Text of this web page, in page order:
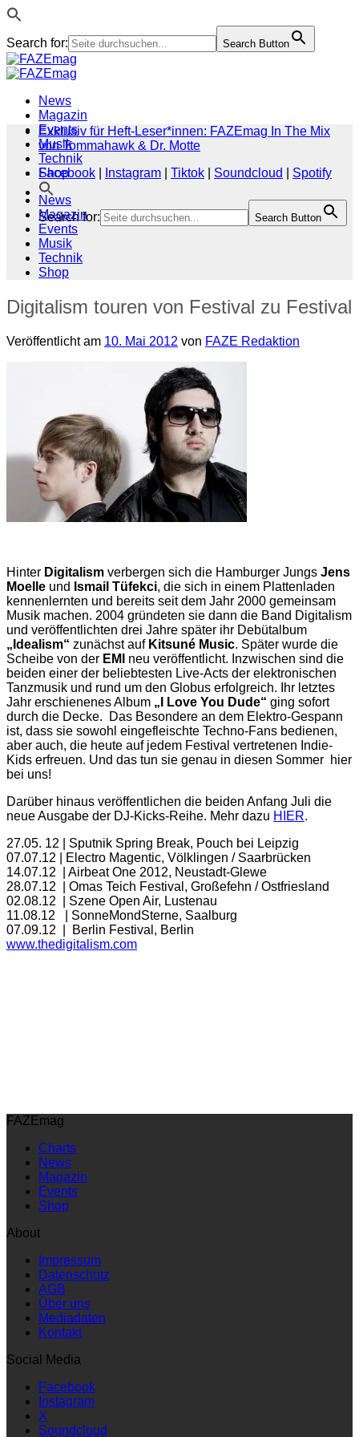
Search for: Search Button
Zum
Inhalt
News
Magazin
Events
Musik
Technik
Shop
Search for: Search Button
Exklusiv für Heft-Leser*innen: FAZEmag In The Mix
von Tommahawk & Dr. Motte
Facebook
Instagram Tiktok Soundcloud
Spotify
News
Magazin
Events
Musik
Technik
Shop
Digitalism touren von Festival zu Festival
Veröffentlicht am 10. Mai 2012 von FAZE Redaktion
Hinter Digitalism verbergen sich die Hamburger Jungs Jens
Moelle und Ismail Tüfekci, die sich in einem Plattenladen
kennenlernten und bereits seit dem Jahr 2000 gemeinsam
Musik machen. 2004 gründeten sie dann die Band Digitalism
und veröffentlichten drei Jahre später ihr Debütalbum
„Idealism“ zunächst auf Kitsuné Music. Später wurde die
Scheibe von der EMI
neu veröffentlicht. Inzwischen sind die
beiden einer der beliebtesten Live-Acts der elektronischen
Tanzmusik und rund um den Globus erfolgreich. Ihr letztes
Jahr erschienenes Album „I Love You Dude“ ging sofort
durch die Decke. Das Besondere an dem Elektro-Gespann
ist, dass sie sowohl eingefleischte Techno-Fans bedienen,
aber auch, die heute auf jedem Festival vertretenen Indie-
Kids erfreuen. Und das tun sie genau in diesen Sommer hier
bei uns!
Darüber hinaus veröffentlichen die beiden Anfang Juli die
neue Ausgabe der DJ-Kicks-Reihe. Mehr dazu HIER.
27.05. 12 | Sputnik Spring Break, Pouch bei Leipzig
07.07.12 | Electro Magentic, Völklingen / Saarbrücken
14.07.12 | Airbeat One 2012, Neustadt-Glewe
28.07.12 | Omas Teich Festival, Großefehn / Ostfriesland
02.08.12 | Szene Open Air, Lustenau
11.08.12 | SonneMondSterne, Saalburg
07.09.12 | Berlin Festival, Berlin
www.thedigitalism.com
FAZEmag
Charts
News
Magazin
Events
Shop
About
Impressum
Datenschutz
AGB
Über uns
Mediadaten
Kontakt
Social Media
Facebook
Instagram
X
Soundcloud